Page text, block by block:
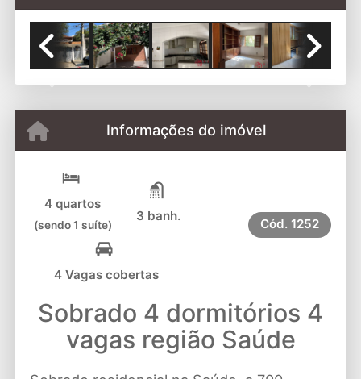
Previous Next
Informações do imóvel
4 quartos
(sendo 1 suíte)
3 banh.
4 Vagas cobertas
Cód. 1252
Sobrado 4 dormitórios 4
vagas região Saúde